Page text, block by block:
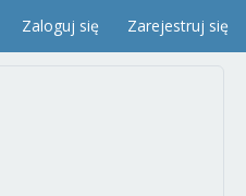
Zaloguj się Zarejestruj się